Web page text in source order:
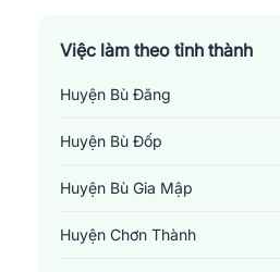
Phước hứa hẹn nhiều cơ hội việc làm
Việc làm theo tỉnh thành
Huyện Bù Đăng
Huyện Bù Đốp
Huyện Bù Gia Mập
Huyện Chơn Thành